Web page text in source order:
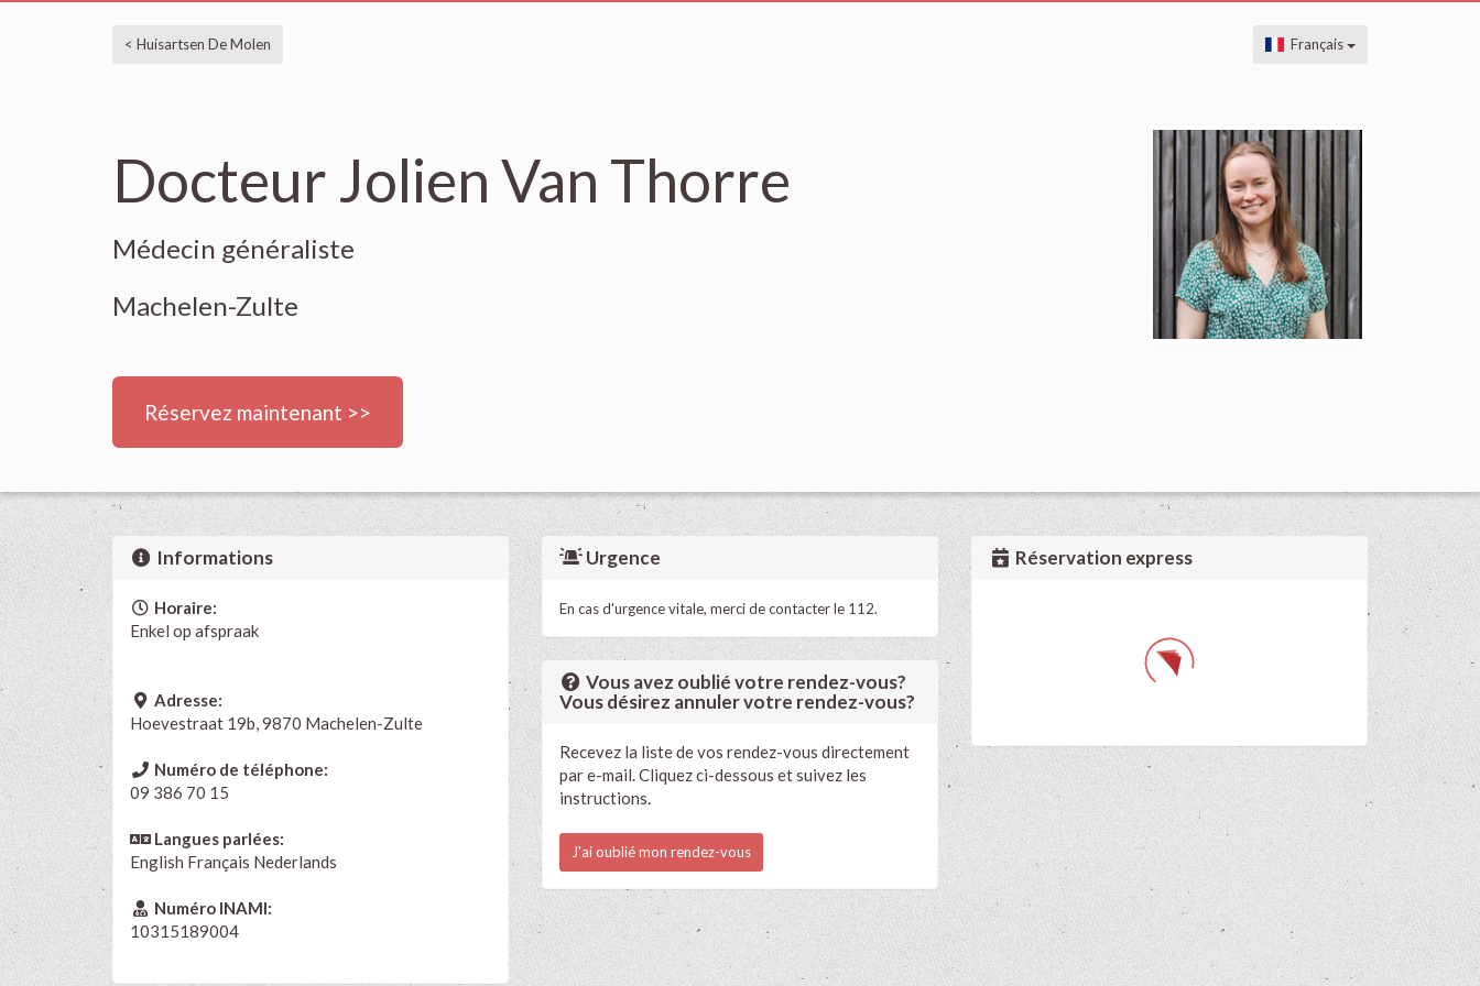
< Huisartsen De Molen Français
Docteur Jolien Van Thorre
Médecin généraliste
Machelen-Zulte
Réservez maintenant >>
Informations
Horaire:
Enkel op afspraak
Adresse:
Hoevestraat 19b, 9870 Machelen-Zulte
Numéro de téléphone:
09 386 70 15
Langues parlées:
English Français Nederlands
Numéro INAMI:
10315189004
Urgence
En cas d'urgence vitale, merci de contacter le 112.
Vous avez oublié votre rendez-vous?
Vous désirez annuler votre rendez-vous?
Recevez la liste de vos rendez-vous directement
par e-mail. Cliquez ci-dessous et suivez les
instructions.
J'ai oublié mon rendez-vous
Réservation express